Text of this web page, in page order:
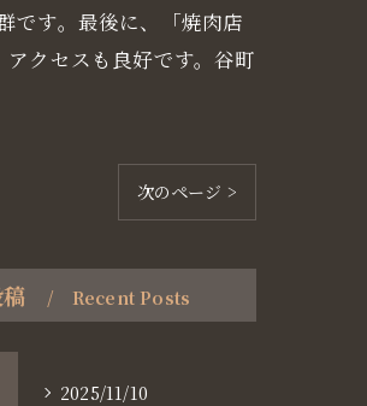
です。最後に、「焼肉店
クセスも良好です。谷町
次のページ >
Recent Posts
2025/11/10